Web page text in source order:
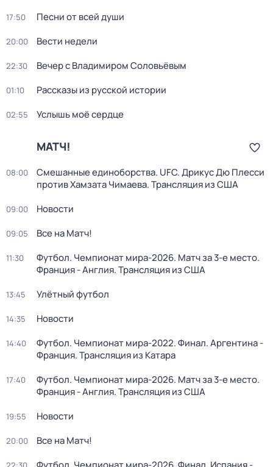
17:50 Песни от всей души
20:00 Вести недели
22:30 Вечер с Владимиром Соловьёвым
01:10 Рассказы из русской истории
02:55 Услышь моё сердце
МАТЧ!
08:00
Смешанные единоборства. UFC. Дрикус Дю Плесси
против Хамзата Чимаева. Трансляция из США
09:00 Новости
09:05 Все на Матч!
11:30
Футбол. Чемпионат мира-2026. Матч за 3-е место.
Франция - Англия. Трансляция из США
13:45 Улётный футбол
14:35 Новости
14:40
Футбол. Чемпионат мира-2022. Финал. Аргентина -
Франция. Трансляция из Катара
17:40
Футбол. Чемпионат мира-2026. Матч за 3-е место.
Франция - Англия. Трансляция из США
19:55 Новости
20:00 Все на Матч!